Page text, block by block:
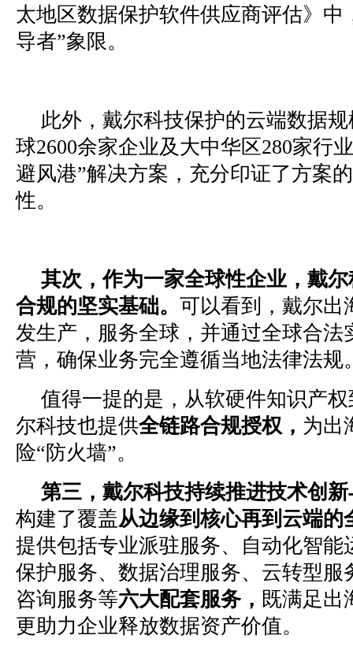
太地区数据保护软件供应商评估》中
导者”象限。
此外，戴尔科技保护的云端数据
球2600余家企业及大中华区280家行
避风港”解决方案，充分印证了方案
性。
其次，作为一家全球性企业，戴
合规的坚实基础。 可以看到，戴尔出
发生产，服务全球，并通过全球合法
营，确保业务完全遵循当地法律法规
值得一提的是，从软硬件知识产
尔科技也提供全链路合规授权， 为出
险“防火墙”。
第三，戴尔科技持续推进技术创
构建了覆盖从边缘到核心再到云端的
提供包括专业派驻服务、自动化智能
保护服务、数据治理服务、云转型服
咨询服务等六大配套服务， 既满足出
更助力企业释放数据资产价值。